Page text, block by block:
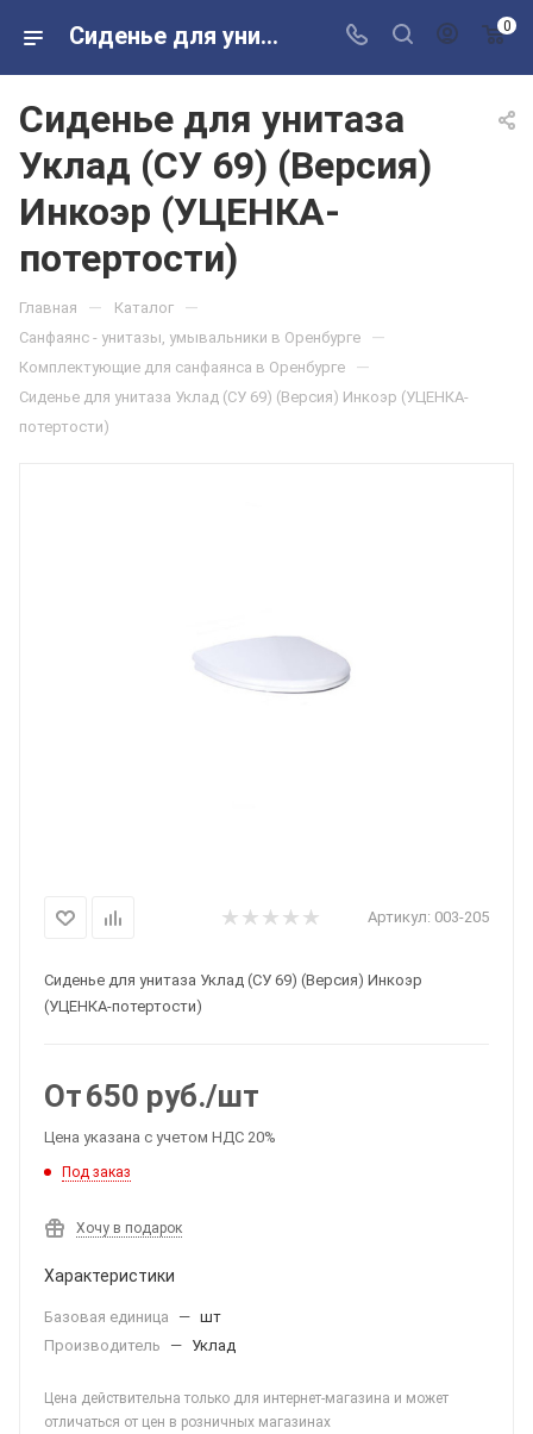
Сиденье для унитаза Уклад (СУ 69) (Версия) Инкоэр (УЦЕНКА-потертости) в розничных магазинах Сантехторг 0
Сиденье для унитаза
Уклад (СУ 69) (Версия)
Инкоэр (УЦЕНКА-
потертости)
Главная — Каталог —
Санфаянс - унитазы, умывальники в Оренбурге —
Комплектующие для санфаянса в Оренбурге —
Сиденье для унитаза Уклад (СУ 69) (Версия) Инкоэр (УЦЕНКА-
потертости)
Артикул: 003-205
Сиденье для унитаза Уклад (СУ 69) (Версия) Инкоэр
(УЦЕНКА-потертости)
От650 руб./шт
Цена указана с учетом НДС 20%
Под заказ
Хочу в подарок
Характеристики
Базовая единица — шт
Производитель
— Уклад
Цена действительна только для интернет-магазина и может
отличаться от цен в розничных магазинах